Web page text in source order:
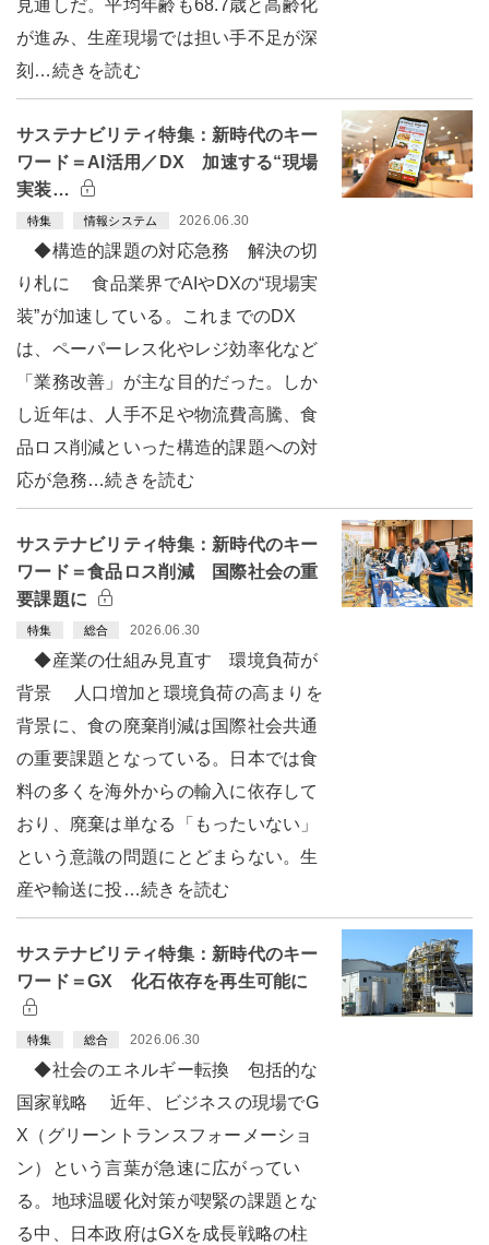
見通しだ。平均年齢も68.7歳と高齢化
が進み、生産現場では担い手不足が深
刻…続きを読む
サステナビリティ特集：新時代のキー
ワード＝AI活用／DX 加速する“現場
実装…
特集 情報システム 2026.06.30
◆構造的課題の対応急務 解決の切
り札に 食品業界でAIやDXの“現場実
装”が加速している。これまでのDX
は、ペーパーレス化やレジ効率化など
「業務改善」が主な目的だった。しか
し近年は、人手不足や物流費高騰、食
品ロス削減といった構造的課題への対
応が急務…続きを読む
サステナビリティ特集：新時代のキー
ワード＝食品ロス削減 国際社会の重
要課題に
特集 総合 2026.06.30
◆産業の仕組み見直す 環境負荷が
背景 人口増加と環境負荷の高まりを
背景に、食の廃棄削減は国際社会共通
の重要課題となっている。日本では食
料の多くを海外からの輸入に依存して
おり、廃棄は単なる「もったいない」
という意識の問題にとどまらない。生
産や輸送に投…続きを読む
サステナビリティ特集：新時代のキー
ワード＝GX 化石依存を再生可能に
特集 総合 2026.06.30
◆社会のエネルギー転換 包括的な
国家戦略 近年、ビジネスの現場でG
X（グリーントランスフォーメーショ
ン）という言葉が急速に広がってい
る。地球温暖化対策が喫緊の課題とな
る中、日本政府はGXを成長戦略の柱